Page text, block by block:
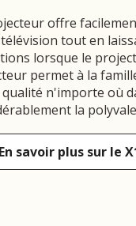
offre
tout en
lorsque le
permet à la
n'importe où
la
En savoir plus sur le